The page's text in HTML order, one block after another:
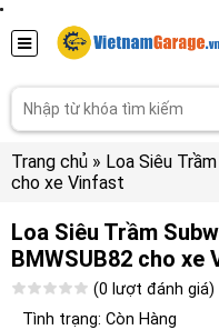
Trang chủ » Loa Siêu
cho xe Vinfast
Loa Siêu Trầm
BMWSUB82 cho xe
(0 lượt đánh giá)
Tình trạng: Còn Hàng